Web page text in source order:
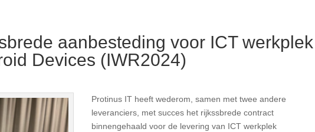
aanbesteding voor ICT werkplek
Devices (IWR2024)
Protinus IT heeft wederom, samen met twee andere
leveranciers, met succes het rijkssbrede contract
binnengehaald voor de levering van ICT werkplek